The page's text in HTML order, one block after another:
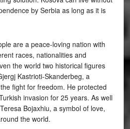
by Serbia as long as it is
are a peace-loving nation with
races, nationalities and
the world two historical figures
Kastrioti-Skanderbeg, a
fight for freedom. He protected
invasion for 25 years. As well
Bojaxhiu, a symbol of love,
the world.